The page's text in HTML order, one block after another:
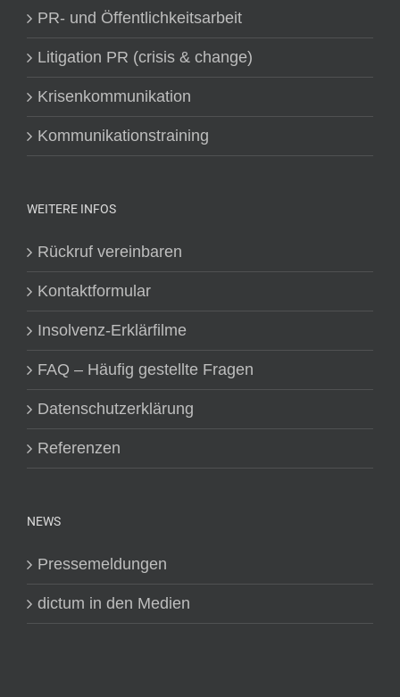
PR- und Öffentlichkeitsarbeit
Litigation PR (crisis & change)
Krisenkommunikation
Kommunikationstraining
WEITERE INFOS
Rückruf vereinbaren
Kontaktformular
Insolvenz-Erklärfilme
FAQ – Häufig gestellte Fragen
Datenschutzerklärung
Referenzen
NEWS
Pressemeldungen
dictum in den Medien